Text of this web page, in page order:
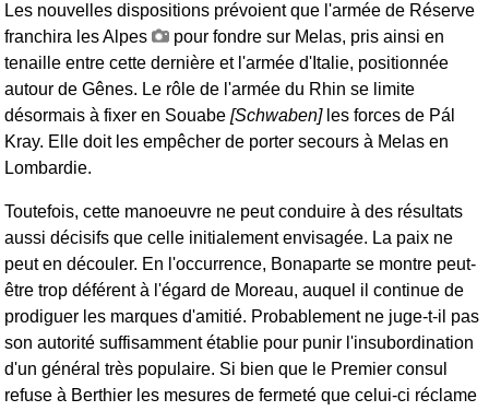
Les nouvelles dispositions prévoient que l'armée de Réserve
franchira les Alpes
pour fondre sur Melas, pris ainsi en
tenaille entre cette dernière et l'armée d'Italie, positionnée
autour de Gênes. Le rôle de l'armée du Rhin se limite
désormais à fixer en Souabe [Schwaben]les forces de Pál
Kray. Elle doit les empêcher de porter secours à Melas en
Lombardie.
Toutefois, cette manoeuvre ne peut conduire à des résultats
aussi décisifs que celle initialement envisagée. La paix ne
peut en découler. En l'occurrence, Bonaparte se montre peut-
être trop déférent à l'égard de Moreau, auquel il continue de
prodiguer les marques d'amitié. Probablement ne juge-t-il pas
son autorité suffisamment établie pour punir l'insubordination
d'un général très populaire. Si bien que le Premier consul
refuse à Berthier les mesures de fermeté que celui-ci réclame